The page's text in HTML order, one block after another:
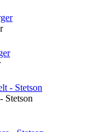
Stetson